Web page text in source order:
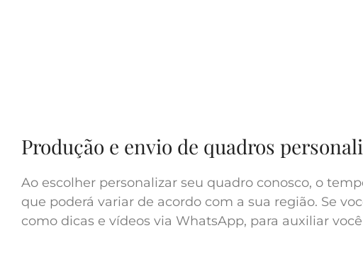
Produção e envio de quadros
Ao escolher personalizar seu quadro conosco, o
que poderá variar de acordo com a sua região. Se
como dicas e vídeos via WhatsApp, para auxiliar